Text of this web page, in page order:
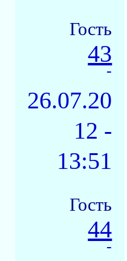
Гость
43
-
26.07.20
12 -
13:51
Гость
44
-